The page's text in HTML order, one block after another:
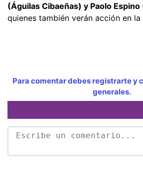
(Águilas Cibaeñas) y Paolo
quienes también verán acción en la
Para comentar debes registrarte y
generales.